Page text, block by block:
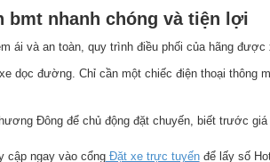
bmt nhanh chóng và tiện lợi
ái và an toàn, quy trình điều phối của hãng
dọc đường. Chỉ cần một chiếc điện thoại thông
Đông để chủ động đặt chuyến, biết trước
cập ngay vào cổngĐặt xe trực tuyếnđể lấy số